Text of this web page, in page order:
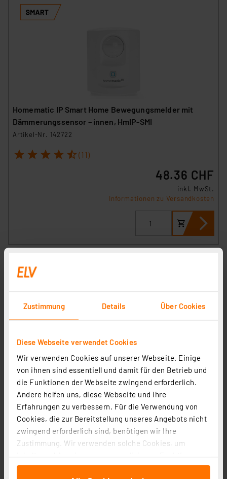
Zustimmung Details Über Cookies
Diese Webseite verwendet Cookies
Wir verwenden Cookies auf unserer Webseite. Einige
von ihnen sind essentiell und damit für den Betrieb und
die Funktionen der Webseite zwingend erforderlich.
Andere helfen uns, diese Webseite und ihre
Erfahrungen zu verbessern. Für die Verwendung von
Cookies, die zur Bereitstellung unseres Angebots nicht
zwingend erforderlich sind, benötigen wir Ihre
Zustimmung. Wir verwenden solche Cookies, um
für soziale Medien anbieten zu können und die Zugriffe
Homematic IP Smart Home Bewegungsmelder mit
Dämmerungssensor – innen, HmIP-SMI
Artikel-Nr. 142722
1 2 3 4 5 (11)
48.36 CHF
inkl. MwSt.
Informationen zu Versandkosten
Homematic IP Smart Home Bewegungsmelder mit
Dämmerungssensor – außen, HmIP-SMO-2
Artikel-Nr. 156203
2 3 4 5
77.40 CHF
inkl. MwSt.